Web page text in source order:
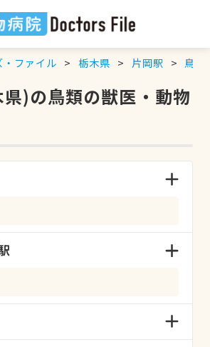
・ファイル 栃木県 片岡駅 鳥類
)の鳥類の獣医・動物